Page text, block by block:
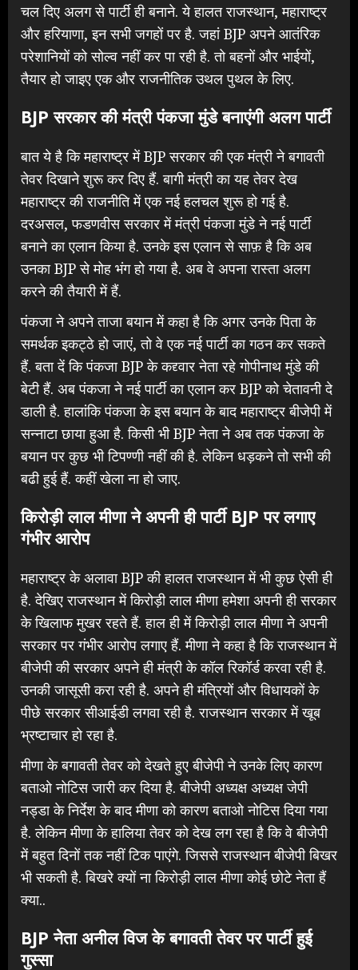
चल दिए अलग से पार्टी ही बनाने. ये हालत राजस्थान, महाराष्ट्र
और हरियाणा, इन सभी जगहों पर है. जहां BJP अपने आतंरिक
परेशानियों को सोल्व नहीं कर पा रही है. तो बहनों और भाईयों,
तैयार हो जाइए एक और राजनीतिक उथल पुथल के लिए.
BJP सरकार की मंत्री पंकजा मुंडे बनाएंगी अलग पार्टी
बात ये है कि महाराष्ट्र में BJP सरकार की एक मंत्री ने बगावती
तेवर दिखाने शुरू कर दिए हैं. बागी मंत्री का यह तेवर देख
महाराष्ट्र की राजनीति में एक नई हलचल शुरू हो गई है.
दरअसल, फडणवीस सरकार में मंत्री पंकजा मुंडे ने नई पार्टी
बनाने का एलान किया है. उनके इस एलान से साफ़ है कि अब
उनका BJP से मोह भंग हो गया है. अब वे अपना रास्ता अलग
करने की तैयारी में हैं.
पंकजा ने अपने ताजा बयान में कहा है कि अगर उनके पिता के
समर्थक इकट्ठे हो जाएं, तो वे एक नई पार्टी का गठन कर सकते
हैं. बता दें कि पंकजा BJP के कद्द्वार नेता रहे गोपीनाथ मुंडे की
बेटी हैं. अब पंकजा ने नई पार्टी का एलान कर BJP को चेतावनी दे
डाली है. हालांकि पंकजा के इस बयान के बाद महाराष्ट्र बीजेपी में
सन्नाटा छाया हुआ है. किसी भी BJP नेता ने अब तक पंकजा के
बयान पर कुछ भी टिपण्णी नहीं की है. लेकिन धड़कने तो सभी की
बढी हुई हैं. कहीं खेला ना हो जाए.
किरोड़ी लाल मीणा ने अपनी ही पार्टी BJP पर लगाए
गंभीर आरोप
महाराष्ट्र के अलावा BJP की हालत राजस्थान में भी कुछ ऐसी ही
है. देखिए राजस्थान में किरोड़ी लाल मीणा हमेशा अपनी ही सरकार
के खिलाफ मुखर रहते हैं. हाल ही में किरोड़ी लाल मीणा ने अपनी
सरकार पर गंभीर आरोप लगाए हैं. मीणा ने कहा है कि राजस्थान में
बीजेपी की सरकार अपने ही मंत्री के कॉल रिकॉर्ड करवा रही है.
उनकी जासूसी करा रही है. अपने ही मंत्रियों और विधायकों के
पीछे सरकार सीआईडी लगवा रही है. राजस्थान सरकार में खूब
भ्रष्टाचार हो रहा है.
मीणा के बगावती तेवर को देखते हुए बीजेपी ने उनके लिए कारण
बताओ नोटिस जारी कर दिया है. बीजेपी अध्यक्ष अध्यक्ष जेपी
नड्डा के निर्देश के बाद मीणा को कारण बताओ नोटिस दिया गया
है. लेकिन मीणा के हालिया तेवर को देख लग रहा है कि वे बीजेपी
में बहुत दिनों तक नहीं टिक पाएंगे. जिससे राजस्थान बीजेपी बिखर
भी सकती है. बिखरे क्यों ना किरोड़ी लाल मीणा कोई छोटे नेता हैं
क्या..
BJP नेता अनील विज के बगावती तेवर पर पार्टी हुई
गुस्सा